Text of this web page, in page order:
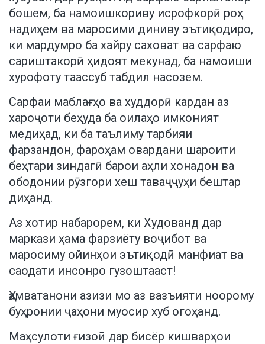
бошем, ба намоишкориву исрофкорӣ роҳ
надиҳем ва маросими диниву эътиқодиро,
ки мардумро ба хайру саховат ва сарфаю
сариштакорӣ ҳидоят мекунад, ба намоиши
хурофоту таассуб табдил насозем.
Сарфаи маблағҳо ва худдорӣ кардан аз
хароҷоти беҳуда ба оилаҳо имконият
медиҳад, ки ба таълиму тарбияи
фарзандон, фароҳам овардани шароити
беҳтари зиндагӣ барои аҳли хонадон ва
ободонии рӯзгори хеш таваҷҷуҳи бештар
диҳанд.
Аз хотир набарорем, ки Худованд дар
маркази ҳама фарзиёту воҷибот ва
маросиму ойинҳои эътиқодӣ манфиат ва
саодати инсонро гузоштааст!
Ҳамватанони азизи мо аз вазъияти ноорому
буҳронии ҷаҳони муосир хуб огоҳанд.
Маҳсулоти ғизоӣ дар бисёр кишварҳои